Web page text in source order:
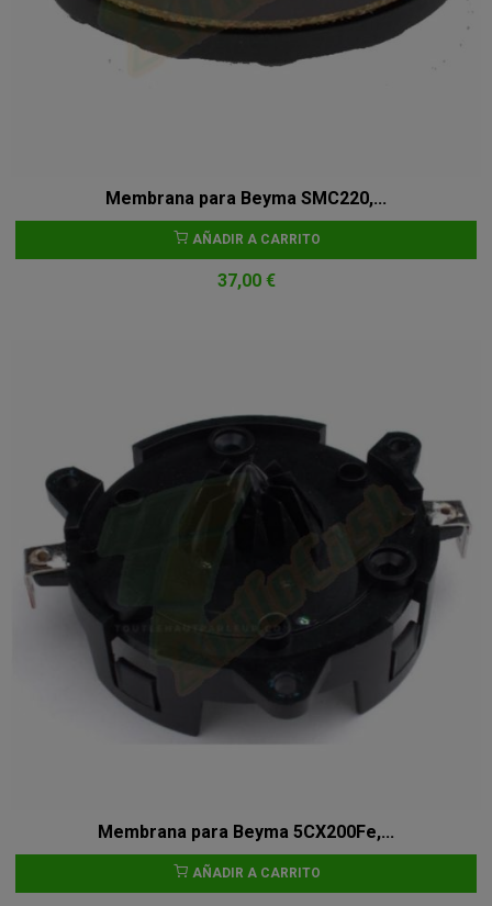
Membrana para Beyma SMC220,...
AÑADIR A CARRITO
37,00 €
Membrana para Beyma 5CX200Fe,...
AÑADIR A CARRITO